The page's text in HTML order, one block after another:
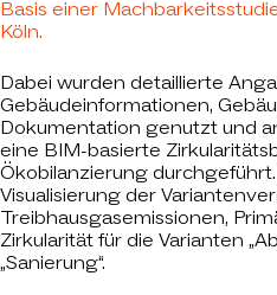
Basis einer
Köln.
Dabei wurden detaillierte
Gebäudeinformationen,
Dokumentation genutzt und
eine BIM-basierte
Ökobilanzierung
Visualisierung der
Treibhausgasemissionen,
Zirkularität für die Varianten
„Sanierung“.